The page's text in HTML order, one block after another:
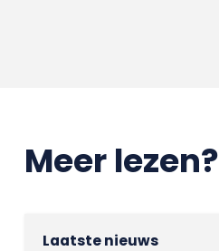
Meer lezen?
Laatste nieuws